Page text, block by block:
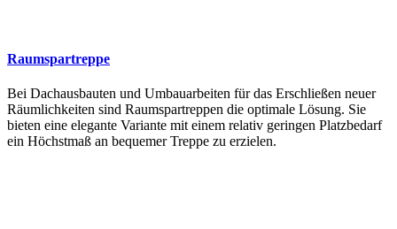
Raumspartreppe
Bei Dachausbauten und Umbauarbeiten für das Erschließen neuer
Räumlichkeiten sind Raumspartreppen die optimale Lösung. Sie
bieten eine elegante Variante mit einem relativ geringen Platzbedarf
ein Höchstmaß an bequemer Treppe zu erzielen.